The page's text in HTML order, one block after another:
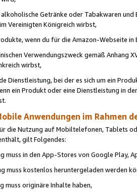
Getränke oder Tabakwaren
Vereinigten Königreich wirbst,
wenn du für die Amazon-Webseite in
Verwendungszweck gemäß Anhang
wirbst,
Dienstleistung, bei der es sich um ein
ein Produkt oder eine Dienstleistung in
Anwendungen im Rahmen
die Nutzung auf Mobiltelefonen, Tablets
gilt Folgendes:
muss in den App-Stores von Google Play,
muss kostenlos heruntergeladen werden
muss originäre Inhalte haben,